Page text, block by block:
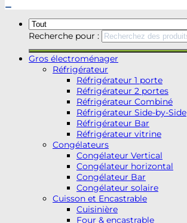
Recherche pour :
Gros électroménager
Réfrigérateur
Réfrigérateur 1 porte
Réfrigérateur 2 portes
Réfrigérateur Combiné
Réfrigérateur Side-by-Side
Réfrigérateur Bar
Réfrigérateur vitrine
Congélateurs
Congélateur Vertical
Congélateur horizontal
Congélateur Bar
Congélateur solaire
Cuisson et Encastrable
Cuisinière
Four & encastrable